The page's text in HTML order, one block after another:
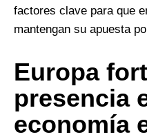
factores clave para que
mantengan su apuesta
Europa
presencia
economía